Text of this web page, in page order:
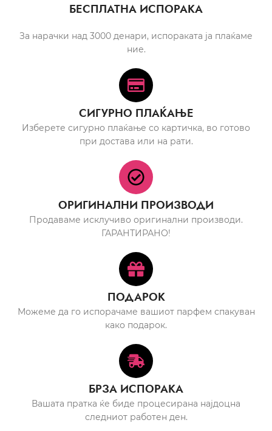
БЕСПЛАТНА ИСПОРАКА
За нарачки над 3000 денари, испораката ја плаќаме
ние.
СИГУРНО ПЛАЌАЊЕ
Изберете сигурно плаќање со картичка, во готово
при достава или на рати.
ОРИГИНАЛНИ ПРОИЗВОДИ
Продаваме исклучиво оригинални производи.
ГАРАНТИРАНО!
ПОДАРОК
Можеме да го испорачаме вашиот парфем спакуван
како подарок.
БРЗА ИСПОРАКА
Вашата пратка ќе биде процесирана најдоцна
следниот работен ден.